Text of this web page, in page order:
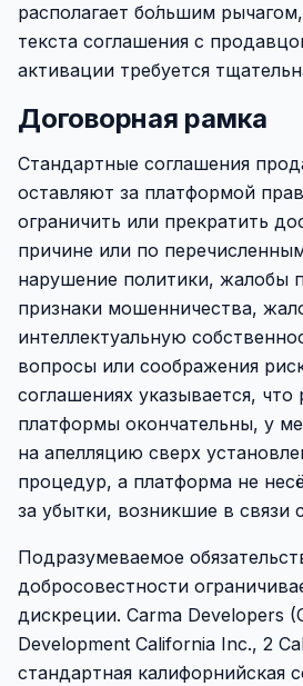
располагает бо́льшим
текста соглашения с
активации требуется
Договорная рамка
Стандартные соглашения
оставляют за платформой
ограничить или прекратить
причине или по
нарушение политики, жалобы
признаки мошенничества,
интеллектуальную
вопросы или соображения
соглашениях указывается, что
платформы окончательны, у
на апелляцию сверх
процедур, а платформа не
за убытки, возникшие в связи
Подразумеваемое
добросовестности
дискреции. Carma Developers
Development California Inc., 2
стандартная калифорнийская